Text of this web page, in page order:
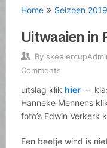
Home Seizoen 2019
Uitwaaien in
By
Comments
uitslag klik hier–
Hanneke Mennens
foto’s Edwin Verkerk
Een beetje wind is